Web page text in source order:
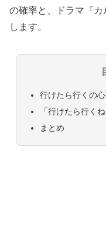
の確率と、ドラマ『
します。
行けたら行くの
「行けたら行く
まとめ